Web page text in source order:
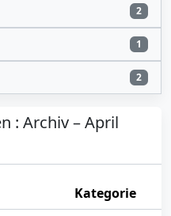
2
1
2
: Archiv – April
Kategorie